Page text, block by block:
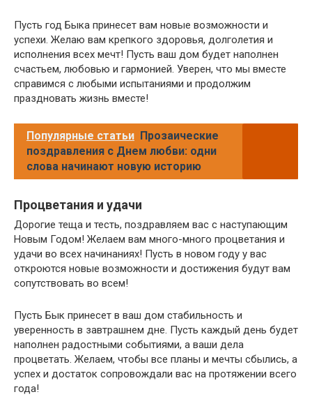
Пусть год Быка принесет вам новые возможности и
успехи. Желаю вам крепкого здоровья, долголетия и
исполнения всех мечт! Пусть ваш дом будет наполнен
счастьем, любовью и гармонией. Уверен, что мы вместе
справимся с любыми испытаниями и продолжим
праздновать жизнь вместе!
Популярные статьи Прозаические
поздравления с Днем любви: одни
слова начинают новую историю
Процветания и удачи
Дорогие теща и тесть, поздравляем вас с наступающим
Новым Годом! Желаем вам много-много процветания и
удачи во всех начинаниях! Пусть в новом году у вас
откроются новые возможности и достижения будут вам
сопутствовать во всем!
Пусть Бык принесет в ваш дом стабильность и
уверенность в завтрашнем дне. Пусть каждый день будет
наполнен радостными событиями, а ваши дела
процветать. Желаем, чтобы все планы и мечты сбылись, а
успех и достаток сопровождали вас на протяжении всего
года!